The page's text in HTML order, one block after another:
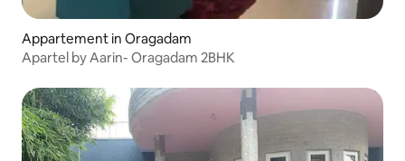
Appartement in Oragadam
Apartel by Aarin- Oragadam 2BHK